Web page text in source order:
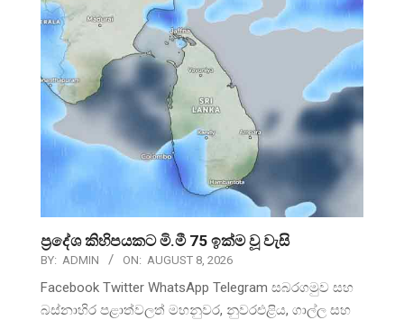
ප්‍රදේශ කිහිපයකට මි.මී 75 ඉක්ම වූ වැසි
BY: ADMIN ON: AUGUST 8, 2026
Facebook Twitter WhatsApp Telegram සබරගමුව සහ
බස්නාහිර පළාත්වලත් මහනුවර, නුවරඑළිය, ගාල්ල සහ